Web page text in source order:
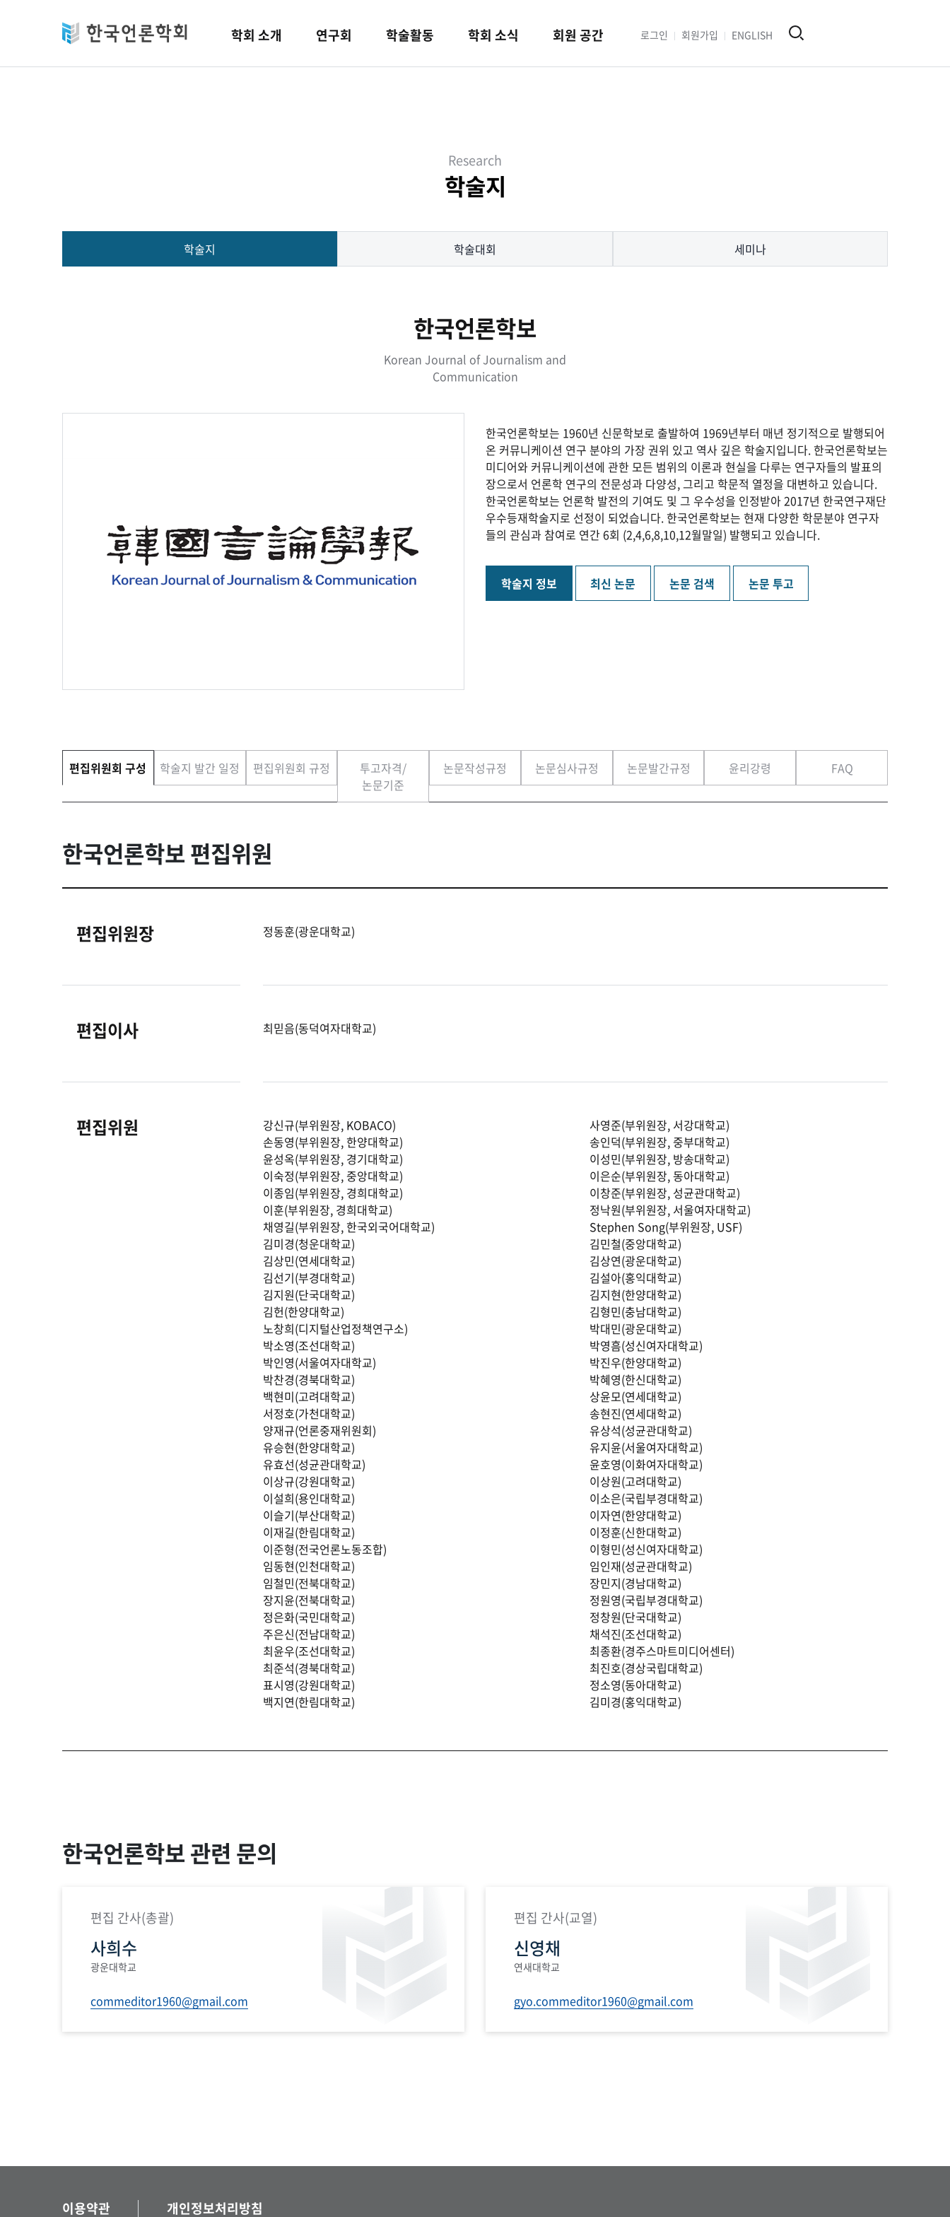
학회 소개 연구회 학술활동 학회 소식 회원 공간 로그인 회원가입 ENGLISH
Research
학술지
학술지 학술대회 세미나
한국언론학보
Korean Journal of Journalism and
Communication
한국언론학보는 1960년 신문학보로 출발하여 1969년부터 매년 정기적으로 발행되어
온 커뮤니케이션 연구 분야의 가장 권위 있고 역사 깊은 학술지입니다. 한국언론학보는
미디어와 커뮤니케이션에 관한 모든 범위의 이론과 현실을 다루는 연구자들의 발표의
장으로서 언론학 연구의 전문성과 다양성, 그리고 학문적 열정을 대변하고 있습니다.
한국언론학보는 언론학 발전의 기여도 및 그 우수성을 인정받아 2017년 한국연구재단
우수등재학술지로 선정이 되었습니다. 한국언론학보는 현재 다양한 학문분야 연구자
들의 관심과 참여로 연간 6회 (2,4,6,8,10,12월말일) 발행되고 있습니다.
학술지 정보 최신 논문 논문 검색 논문 투고
편집위원회 구성 학술지 발간 일정 편집위원회 규정
투고자격/
논문기준
논문작성규정 논문심사규정 논문발간규정 윤리강령 FAQ
한국언론학보 편집위원
편집위원장 정동훈(광운대학교)
편집이사 최믿음(동덕여자대학교)
편집위원
강신규(부위원장, KOBACO)
손동영(부위원장, 한양대학교)
윤성옥(부위원장, 경기대학교)
이숙정(부위원장, 중앙대학교)
이종임(부위원장, 경희대학교)
이훈(부위원장, 경희대학교)
채영길(부위원장, 한국외국어대학교)
김미경(청운대학교)
김상민(연세대학교)
김선기(부경대학교)
김지원(단국대학교)
김헌(한양대학교)
노창희(디지털산업정책연구소)
박소영(조선대학교)
박인영(서울여자대학교)
박찬경(경북대학교)
백현미(고려대학교)
서정호(가천대학교)
양재규(언론중재위원회)
유승현(한양대학교)
유효선(성균관대학교)
이상규(강원대학교)
이설희(용인대학교)
이슬기(부산대학교)
이재길(한림대학교)
이준형(전국언론노동조합)
임동현(인천대학교)
임철민(전북대학교)
장지윤(전북대학교)
정은화(국민대학교)
주은신(전남대학교)
최윤우(조선대학교)
최준석(경북대학교)
표시영(강원대학교)
백지연(한림대학교)
사영준(부위원장, 서강대학교)
송인덕(부위원장, 중부대학교)
이성민(부위원장, 방송대학교)
이은순(부위원장, 동아대학교)
이창준(부위원장, 성균관대학교)
정낙원(부위원장, 서울여자대학교)
Stephen Song(부위원장, USF)
김민철(중앙대학교)
김상연(광운대학교)
김설아(홍익대학교)
김지현(한양대학교)
김형민(충남대학교)
박대민(광운대학교)
박영흠(성신여자대학교)
박진우(한양대학교)
박혜영(한신대학교)
상윤모(연세대학교)
송현진(연세대학교)
유상석(성균관대학교)
유지윤(서울여자대학교)
윤호영(이화여자대학교)
이상원(고려대학교)
이소은(국립부경대학교)
이자연(한양대학교)
이정훈(신한대학교)
이형민(성신여자대학교)
임인재(성균관대학교)
장민지(경남대학교)
정원영(국립부경대학교)
정창원(단국대학교)
채석진(조선대학교)
최종환(경주스마트미디어센터)
최진호(경상국립대학교)
정소영(동아대학교)
김미경(홍익대학교)
한국언론학보 관련 문의
편집 간사(총괄)
사희수
광운대학교
commeditor1960@gmail.com
편집 간사(교열)
신영채
연새대학교
gyo.commeditor1960@gmail.com
이용약관 개인정보처리방침